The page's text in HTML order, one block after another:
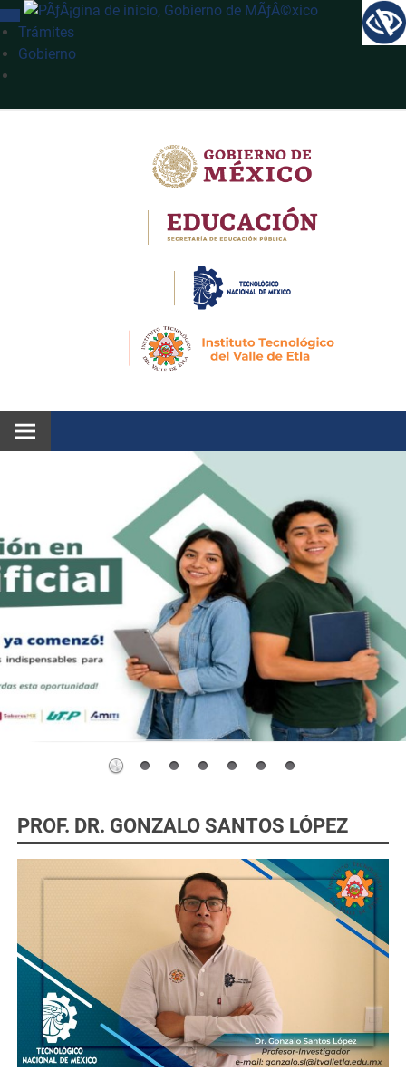
INTERRUPTOR DE NAVEGACIÓN
Trámites
Gobierno
PROF. DR. GONZALO SANTOS LÓPEZ